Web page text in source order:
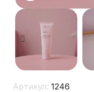
Артикул:1246